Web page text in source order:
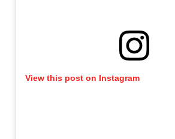
View this post on Instagram